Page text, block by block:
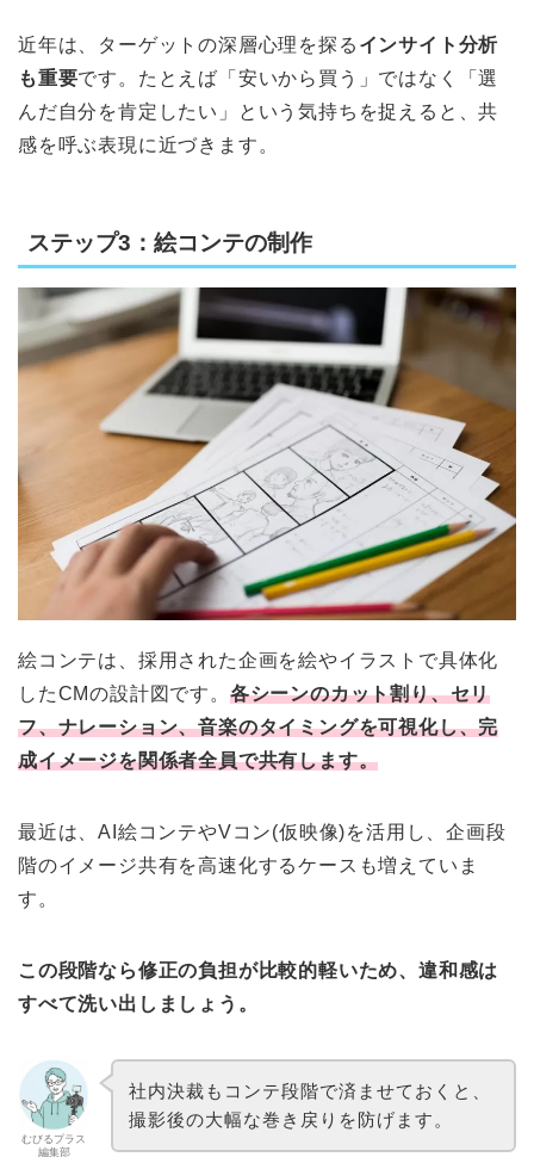
近年は、ターゲットの深層心理を探る インサイト分析
も重要です。たとえば「安いから買う」ではなく「選
んだ自分を肯定したい」という気持ちを捉えると、共
感を呼ぶ表現に近づきます。
ステップ3：絵コンテの制作
絵コンテは、採用された企画を絵やイラストで具体化
したCMの設計図です。 各シーンのカット割り、セリ
フ、ナレーション、音楽のタイミングを可視化し、完
成イメージを関係者全員で共有します。
最近は、AI絵コンテやVコン(仮映像)を活用し、企画段
階のイメージ共有を高速化するケースも増えていま
す。
この段階なら修正の負担が比較的軽いため、違和感は
すべて洗い出しましょう。
むびるプラス
編集部
社内決裁もコンテ段階で済ませておくと、
撮影後の大幅な巻き戻りを防げます。